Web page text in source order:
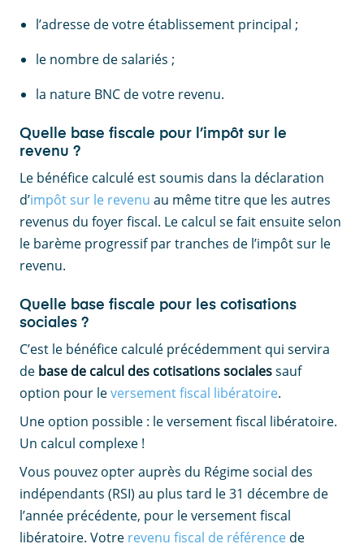
l’adresse de votre établissement principal ;
le nombre de salariés ;
la nature BNC de votre revenu.
Quelle base fiscale pour l’impôt sur le
revenu ?
Le bénéfice calculé est soumis dans la déclaration
d’impôt sur le revenu au même titre que les autres
revenus du foyer fiscal. Le calcul se fait ensuite selon
le barème progressif par tranches de l’impôt sur le
revenu.
Quelle base fiscale pour les cotisations
sociales ?
C’est le bénéfice calculé précédemment qui servira
de base de calcul des cotisations socialessauf
option pour leversement fiscal libératoire.
Une option possible : le versement fiscal libératoire.
Un calcul complexe !
Vous pouvez opter auprès du Régime social des
indépendants (RSI) au plus tard le 31 décembre de
l’année précédente, pour le versement fiscal
libératoire. Votre revenu fiscal de référence de